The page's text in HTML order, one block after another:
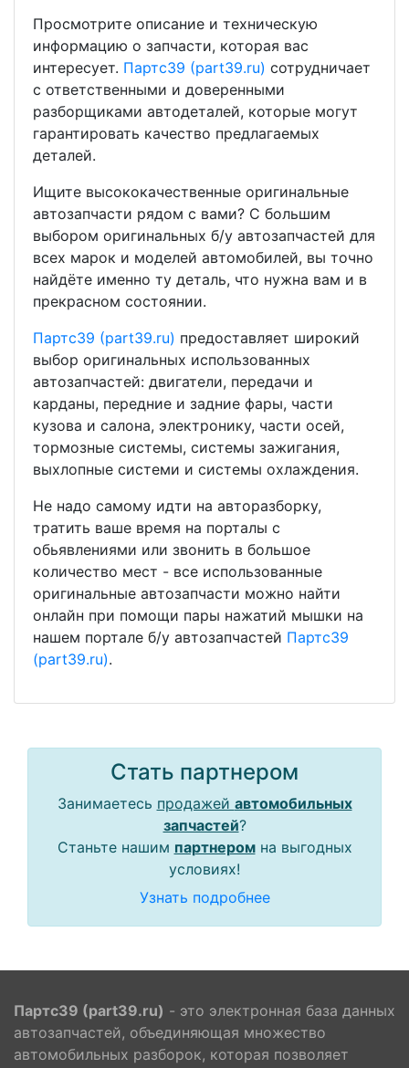
Просмотрите описание и техническую
информацию о запчасти, которая вас
интересует. Партс39 (part39.ru) сотрудничает
с ответственными и доверенными
разборщиками автодеталей, которые могут
гарантировать качество предлагаемых
деталей.
Ищите высококачественные оригинальные
автозапчасти рядом с вами? С большим
выбором оригинальных б/у автозапчастей для
всех марок и моделей автомобилей, вы точно
найдёте именно ту деталь, что нужна вам и в
прекрасном состоянии.
Партс39 (part39.ru) предоставляет широкий
выбор оригинальных использованных
автозапчастей: двигатели, передачи и
карданы, передние и задние фары, части
кузова и салона, электронику, части осей,
тормозные системы, системы зажигания,
выхлопные системи и системы охлаждения.
Не надо самому идти на авторазборку,
тратить ваше время на порталы с
обьявлениями или звонить в большое
количество мест - все использованные
оригинальные автозапчасти можно найти
онлайн при помощи пары нажатий мышки на
нашем портале б/у автозапчастей Партс39
(part39.ru).
Стать партнером
Занимаетесь продажей автомобильных
запчастей?
Станьте нашим партнеромна выгодных
условиях!
Узнать подробнее
Партс39 (part39.ru) - это электронная база данных
автозапчастей, объединяющая множество
автомобильных разборок, которая позволяет